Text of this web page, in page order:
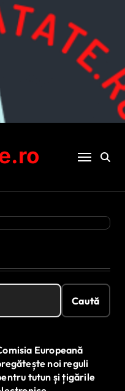
Caută
Europeană
noi reguli
tutun și țigările